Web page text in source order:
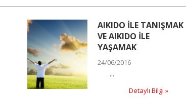
AIKIDO İLE TANIŞMAK
VE AIKIDO İLE
YAŞAMAK
24/06/2016
...
Detaylı Bilgi »